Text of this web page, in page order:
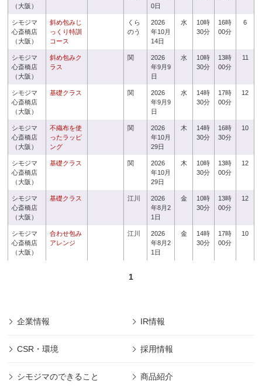
（大阪）
0日
シモジマ
心斎橋店
（大阪）
斜め包みじ
っくり特訓
コース
くら
のう
2026
年10月
14日
水
10時
30分
16時
00分
6
シモジマ
心斎橋店
（大阪）
斜め包みク
ラス
関
2026
年9月9
日
水
10時
30分
13時
00分
11
シモジマ
心斎橋店
（大阪）
基礎クラス 関
2026
年9月9
日
水
14時
30分
17時
00分
12
シモジマ
心斎橋店
（大阪）
不織布を使
ったラッピ
ング
関
2026
年10月
29日
木
14時
30分
16時
30分
10
シモジマ
心斎橋店
（大阪）
基礎クラス 関
2026
年10月
29日
木
10時
30分
13時
00分
12
シモジマ
心斎橋店
（大阪）
基礎クラス 江川
2026
年8月2
1日
金
10時
30分
13時
00分
12
シモジマ
心斎橋店
（大阪）
合わせ包み
アレンジ
江川
2026
年8月2
1日
金
14時
30分
17時
00分
10
1
企業情報 IR情報
CSR・環境 採用情報
シモジマのできること 商品紹介